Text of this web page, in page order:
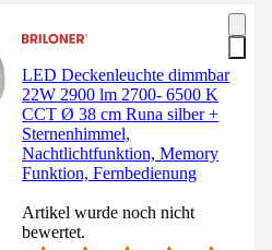
LED Deckenleuchte dimmbar
22W 2900 lm 2700- 6500 K
CCT Ø 38 cm Runa silber +
Sternenhimmel,
Nachtlichtfunktion, Memory
Funktion, Fernbedienung
Artikel wurde noch nicht
bewertet.